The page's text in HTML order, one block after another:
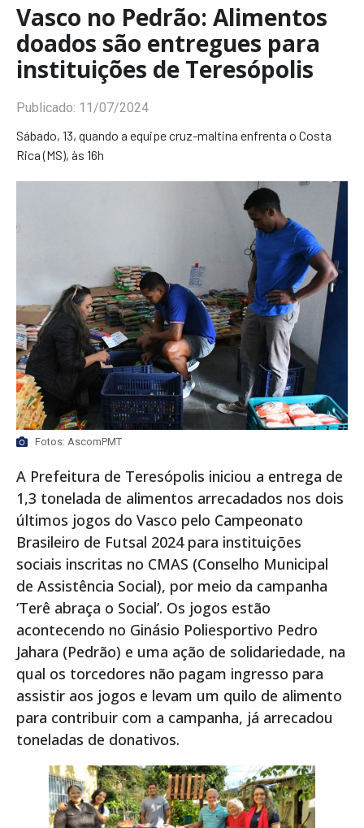
Vasco no Pedrão: Alimentos
doados são entregues para
instituições de Teresópolis
Publicado: 11/07/2024
Sábado, 13, quando a equipe cruz-maltina enfrenta o Costa
Rica (MS), às 16h
Fotos: AscomPMT
A Prefeitura de Teresópolis iniciou a entrega de
1,3 tonelada de alimentos arrecadados nos dois
últimos jogos do Vasco pelo Campeonato
Brasileiro de Futsal 2024 para instituições
sociais inscritas no CMAS (Conselho Municipal
de Assistência Social), por meio da campanha
‘Terê abraça o Social’. Os jogos estão
acontecendo no Ginásio Poliesportivo Pedro
Jahara (Pedrão) e uma ação de solidariedade, na
qual os torcedores não pagam ingresso para
assistir aos jogos e levam um quilo de alimento
para contribuir com a campanha, já arrecadou
toneladas de donativos.